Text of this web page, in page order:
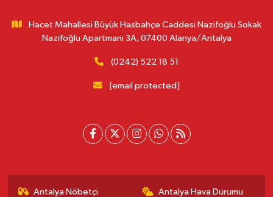
Hacet Mahallesi Büyük Hasbahçe Caddesi Nazifoğlu Sokak
Nazifoğlu Apartmanı 3A, 07400 Alanya/Antalya
(0242) 522 18 51
[email protected]
Antalya Nöbetçi
Antalya Hava Durumu